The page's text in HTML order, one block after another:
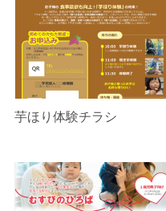
芋ほり体験チラシ